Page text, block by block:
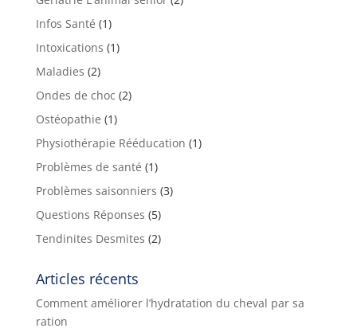
Infos Santé (1)
Intoxications (1)
Maladies (2)
Ondes de choc (2)
Ostéopathie (1)
Physiothérapie Rééducation (1)
Problèmes de santé (1)
Problèmes saisonniers (3)
Questions Réponses (5)
Tendinites Desmites (2)
Articles récents
Comment améliorer l’hydratation du cheval par sa
ration